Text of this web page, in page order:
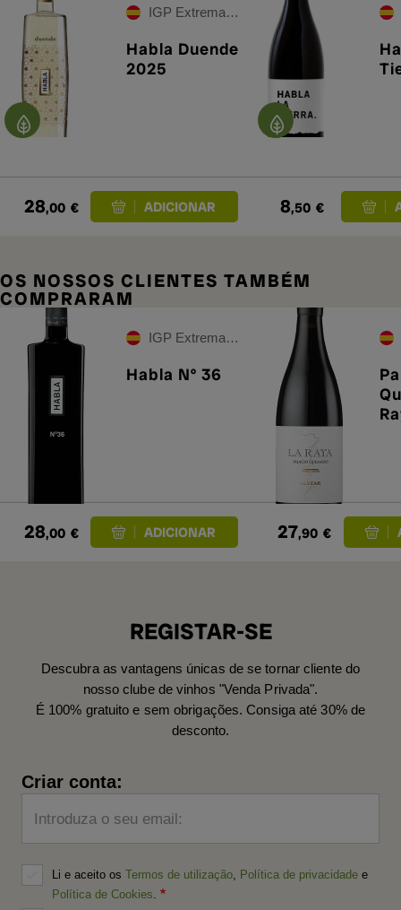
IGP Extremadura
Habla Duende
2025
28,00 € 8,50 €
OS NOSSOS CLIENTES TAMBÉM
COMPRARAM
IGP Extremadura
Habla Nº 36
28,00 € 27,90 €
REGISTAR-SE
Descubra as vantagens únicas de se tornar cliente do
nosso clube de vinhos "Venda Privada".
É 100% gratuito e sem obrigações. Consiga até 30% de
desconto.
Criar conta:
Introduza o seu email:
Li e aceito os Termos de utilização Política de privacidade e
Política de Cookies